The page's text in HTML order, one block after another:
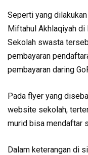
Seperti yang
Miftahul Akhlaqiyah di
Sekolah swasta
pembayaran
pembayaran daring
Pada flyer yang
website sekolah,
murid bisa mendaftar
Dalam keterangan di